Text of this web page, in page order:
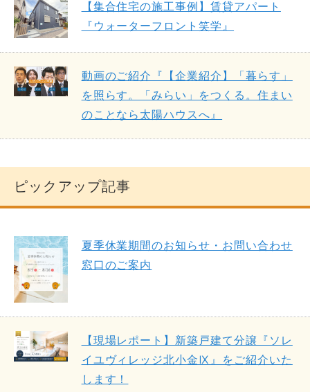
【集合住宅の施工事例】賃貸アパート
『ウォーターフロント笑学』
動画のご紹介『【企業紹介】「暮らす」
を照らす。「みらい」をつくる。住まい
のことなら太陽ハウスへ』
ピックアップ記事
夏季休業期間のお知らせ・お問い合わせ
窓口のご案内
【現場レポート】新築戸建て分譲『ソレ
イユヴィレッジ北小金Ⅸ』をご紹介いた
します！